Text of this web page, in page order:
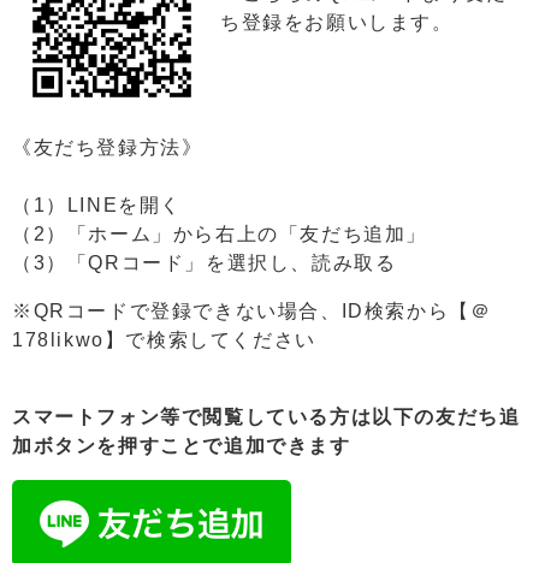
ち登録をお願いします。
《友だち登録方法》
（1）LINEを開く
（2）「ホーム」から右上の「友だち追加」
（3）「QRコード」を選択し、読み取る
※QRコードで登録できない場合、ID検索から【＠
178likwo】で検索してください
スマートフォン等で閲覧している方は以下の友だち追
加ボタンを押すことで追加できます